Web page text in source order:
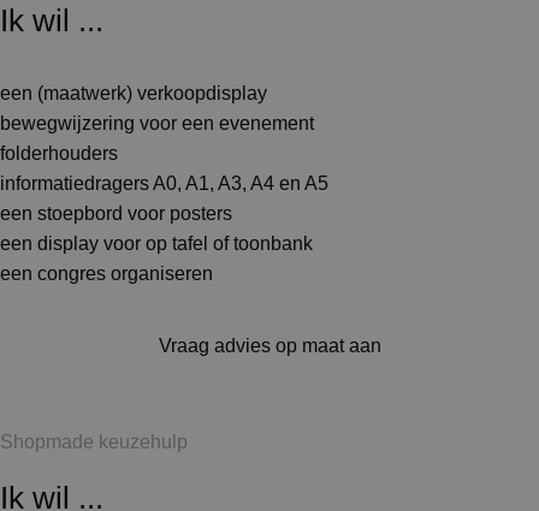
Ik wil ...
een (maatwerk) verkoopdisplay
bewegwijzering voor een evenement
folderhouders
informatiedragers A0, A1, A3, A4 en A5
een stoepbord voor posters
een display voor op tafel of toonbank
een congres organiseren
Vraag advies op maat aan
Shopmade keuzehulp
Ik wil ...